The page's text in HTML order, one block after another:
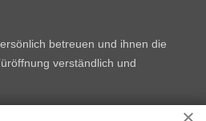
betreuen und ihnen die
verständlich und